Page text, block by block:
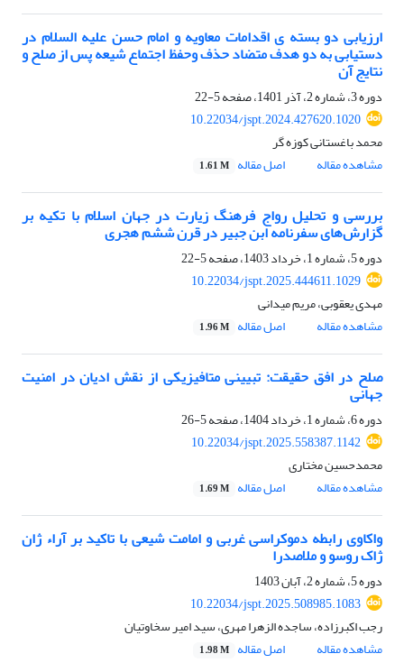
ارزیابی دو بسته ی اقدامات معاویه و امام حسن علیه السلام در
دستیابی به دو هدف متضاد حذف وحفظ اجتماع شیعه پس از صلح و
نتایج آن
دوره 3، شماره 2، آذر 1401، صفحه
5-22
10.22034/jspt.2024.427620.1020
محمد باغستانی کوزه گر
مشاهده مقاله
اصل مقاله 1.61 M
بررسی و تحلیل رواج فرهنگ زیارت در جهان اسلام با تکیه بر
گزارش‌های سفرنامه ابن جبیر در قرن ششم هجری
دوره 5، شماره 1، خرداد 1403، صفحه
5-22
10.22034/jspt.2025.444611.1029
مهدی یعقوبی، مریم میدانی
مشاهده مقاله
اصل مقاله 1.96 M
صلح در افق حقیقت: تبیینی متافیزیکی از نقش ادیان در امنیت
جهانی
دوره 6، شماره 1، خرداد 1404، صفحه
5-26
10.22034/jspt.2025.558387.1142
محمدحسین مختاری
مشاهده مقاله
اصل مقاله 1.69 M
واکاوی رابطه دموکراسی غربی و امامت شیعی با تاکید بر آراء ژان
ژاک روسو و ملاصدرا
دوره 5، شماره 2، آبان 1403
10.22034/jspt.2025.508985.1083
رجب اکبرزاده، ساجده الزهرا مهری، سید امیر سخاوتیان
مشاهده مقاله
اصل مقاله 1.98 M